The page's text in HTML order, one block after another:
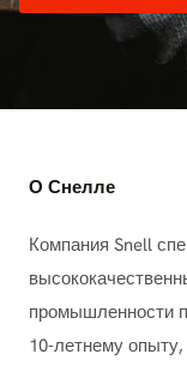
О Снелле
Компания Snell
промышленности
10-летнему